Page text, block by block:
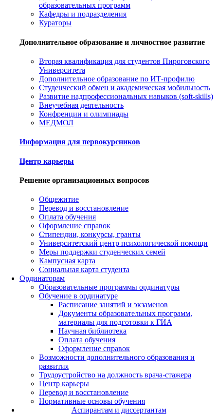
образовательных программ
Кафедры и подразделения
Кураторы
Дополнительное образование и личностное развитие
Вторая квалификация для студентов Пироговского
Университета
Дополнительное образование по ИТ-профилю
Студенческий обмен и академическая мобильность
Развитие надпрофессиональных навыков (soft-skills)
Внеучебная деятельность
Конфренции и олимпиады
МЕДМОЛ
Информация для первокурсников
Центр карьеры
Решение организационных вопросов
Общежитие
Перевод и восстановление
Оплата обучения
Оформление справок
Стипендии, конкурсы, гранты
Университетский центр психологической помощи
Меры поддержки студенческих семей
Кампусная карта
Социальная карта студента
Ординаторам
Образовательные программы ординатуры
Обучение в ординатуре
Расписание занятий и экзаменов
Документы образовательных программ,
материалы для подготовки к ГИА
Научная библиотека
Оплата обучения
Оформление справок
Возможности дополнительного образования и
развития
Трудоустройство на должность врача-стажера
Центр карьеры
Перевод и восстановление
Нормативные основы обучения
Аспирантам и диссертантам